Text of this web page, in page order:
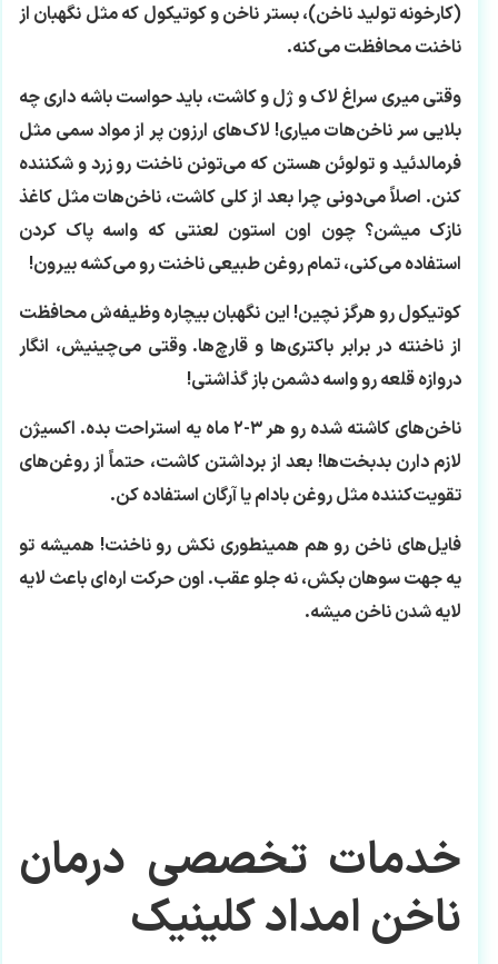
(کارخونه تولید ناخن)، بستر ناخن و کوتیکول که مثل نگهبان از
ناخنت محافظت می‌کنه.
وقتی میری سراغ لاک و ژل و کاشت، باید حواست باشه داری چه
بلایی سر ناخن‌هات میاری! لاک‌های ارزون پر از مواد سمی مثل
فرمالدئید و تولوئن هستن که می‌تونن ناخنت رو زرد و شکننده
کنن. اصلاً می‌دونی چرا بعد از کلی کاشت، ناخن‌هات مثل کاغذ
نازک میشن؟ چون اون استون لعنتی که واسه پاک کردن
استفاده می‌کنی، تمام روغن طبیعی ناخنت رو می‌کشه بیرون!
کوتیکول رو هرگز نچین! این نگهبان بیچاره وظیفه‌ش محافظت
از ناخنته در برابر باکتری‌ها و قارچ‌ها. وقتی می‌چینیش، انگار
دروازه قلعه رو واسه دشمن باز گذاشتی!
ناخن‌های کاشته شده رو هر ۳-۲ ماه یه استراحت بده. اکسیژن
لازم دارن بدبخت‌ها! بعد از برداشتن کاشت، حتماً از روغن‌های
تقویت‌کننده مثل روغن بادام یا آرگان استفاده کن.
فایل‌های ناخن رو هم همینطوری نکش رو ناخنت! همیشه تو
یه جهت سوهان بکش، نه جلو عقب. اون حرکت اره‌ای باعث لایه
لایه شدن ناخن میشه.
خدمات تخصصی درمان
ناخن امداد کلینیک